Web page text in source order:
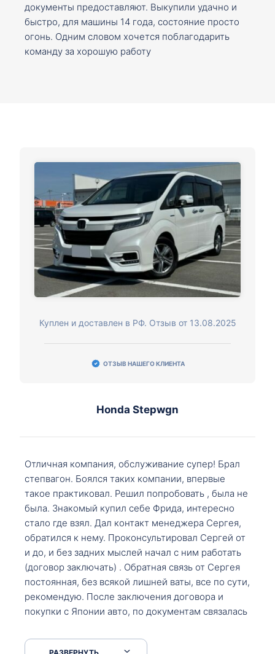
документы предоставляют. Выкупили удачно и
быстро, для машины 14 года, состояние просто
огонь. Одним словом хочется поблагодарить
команду за хорошую работу
Куплен и доставлен в РФ. Отзыв от 13.08.2025
ОТЗЫВ НАШЕГО КЛИЕНТА
Honda Stepwgn
Отличная компания, обслуживание супер! Брал
степвагон. Боялся таких компании, впервые
такое практиковал. Решил попробовать , была не
была. Знакомый купил себе Фрида, интересно
стало где взял. Дал контакт менеджера Сергея,
обратился к нему. Проконсультировал Сергей от
и до, и без задних мыслей начал с ним работать
(договор заключать) . Обратная связь от Сергея
постоянная, без всякой лишней ваты, все по сути,
рекомендую. После заключения договора и
покупки с Японии авто, по документам связалась
что заполнить, куда зайти, образцы и т.д. После